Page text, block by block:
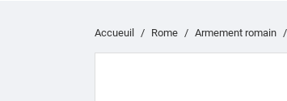
Accueuil Rome Armement romain